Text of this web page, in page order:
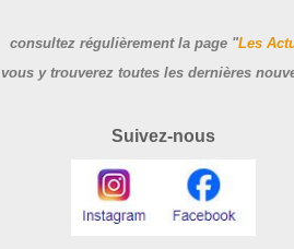
consultez régulièrement la page "Les
vous y trouverez toutes les dernières
Suivez-nous